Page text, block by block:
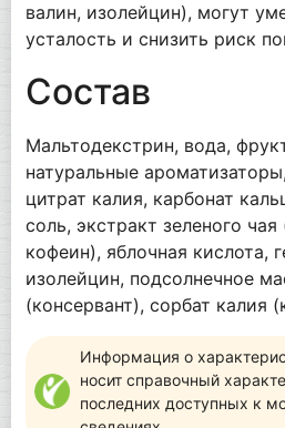
валин, изолейцин), могут
усталость и снизить риск
Состав
Мальтодекстрин, вода,
натуральные
цитрат калия, карбонат
соль, экстракт зеленого
кофеин), яблочная кислота,
изолейцин, подсолнечное
(консервант), сорбат калия
Информация о
носит справочный
последних доступных к